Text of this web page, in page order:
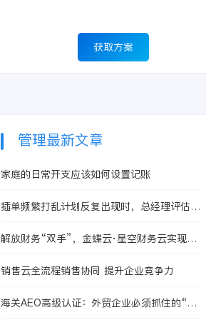
获取方案
管理最新文章
家庭的日常开支应该如何设置记账
插单频繁打乱计划反复出现时，总经理评估数
解放财务“双手”，金蝶云·星空财务云实现人
销售云全流程销售协同 提升企业竞争力
海关AEO高级认证：外贸企业必须抓住的“金